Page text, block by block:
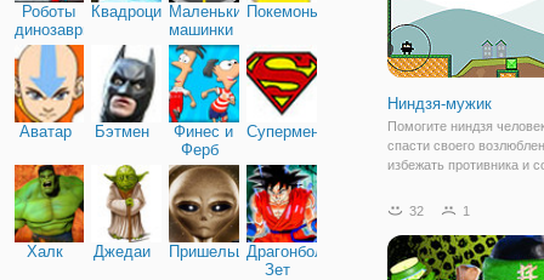
Роботы
динозавры
КвадроциклыМаленькие
машинки
Покемоны
Аватар Бэтмен
Финес и
Ферб
Супермен
Халк Джедаи ПришельцыДрагонболл
Зет
Ниндзя-мужик
Помогите ниндзя
спасти своего
избежать противника и
вы можете.
32 1